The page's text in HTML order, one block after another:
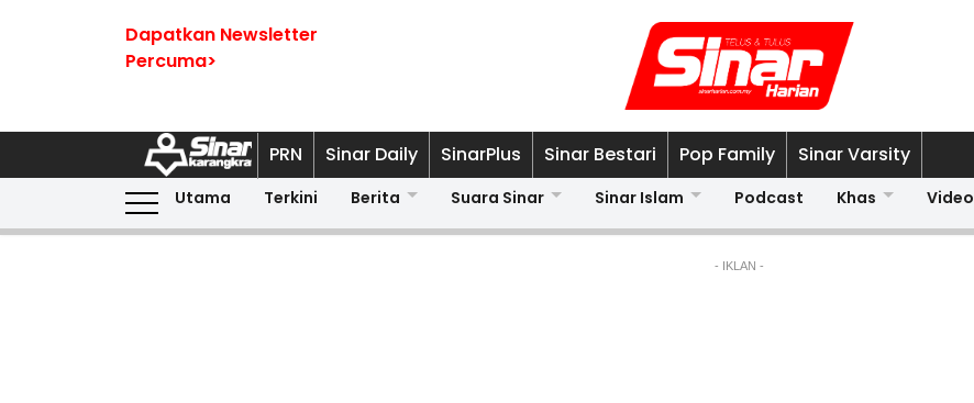
Dapatkan Newsletter
Percuma>
PRN Sinar Daily SinarPlus Sinar Bestari Pop Family Sinar Varsity
Utama Terkini Berita Suara Sinar Sinar Islam Podcast Khas Video
- IKLAN -